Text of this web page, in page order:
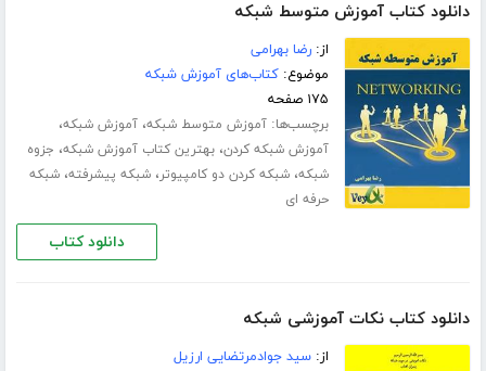
دانلود کتاب آموزش متوسط شبکه
از:رضا بهرامی
موضوع:کتاب‌های آموزش شبکه
۱۷۵ صفحه
برچسب‌ها:آموزش متوسط شبکه،آموزش شبکه،
آموزش شبکه کردن،بهترین کتاب آموزش شبکه، جزوه
شبکه،شبکه کردن دو کامپیوتر،شبکه پیشرفته،شبکه
حرفه ای
دانلود کتاب
دانلود کتاب نکات آموزشی شبکه
از:سید جوادمرتضایی ارزیل